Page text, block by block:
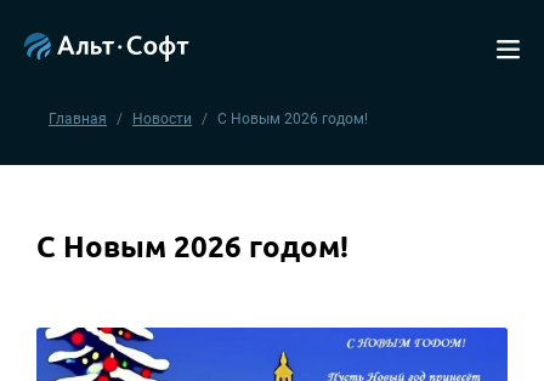
Главная Новости С Новым 2026 годом!
С Новым 2026 годом!